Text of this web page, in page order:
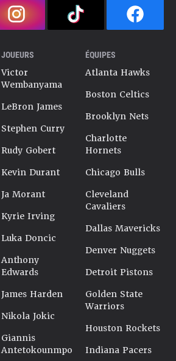
JOUEURS
Victor
Wembanyama
LeBron James
Stephen Curry
Rudy Gobert
Kevin Durant
Ja Morant
Kyrie Irving
Luka Doncic
Anthony
Edwards
James Harden
Nikola Jokic
Giannis
Antetokounmpo
ÉQUIPES
Atlanta Hawks
Boston Celtics
Brooklyn Nets
Charlotte
Hornets
Chicago Bulls
Cleveland
Cavaliers
Dallas Mavericks
Denver Nuggets
Detroit Pistons
Golden State
Warriors
Houston Rockets
Indiana Pacers